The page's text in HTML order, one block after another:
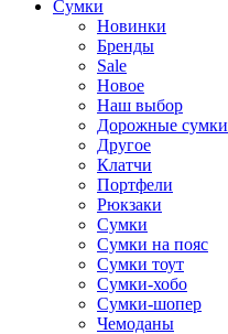
Cумки
Новинки
Бренды
Sale
Новое
Наш выбор
Дорожные сумки
Другое
Клатчи
Портфели
Рюкзаки
Сумки
Сумки на пояс
Сумки тоут
Сумки-хобо
Сумки-шопер
Чемоданы